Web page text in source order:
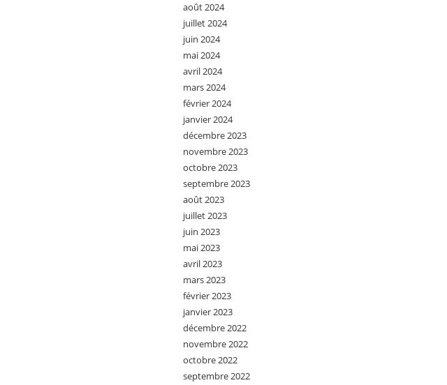
août 2024
juillet 2024
juin 2024
mai 2024
avril 2024
mars 2024
février 2024
janvier 2024
décembre 2023
novembre 2023
octobre 2023
septembre 2023
août 2023
juillet 2023
juin 2023
mai 2023
avril 2023
mars 2023
février 2023
janvier 2023
décembre 2022
novembre 2022
octobre 2022
septembre 2022